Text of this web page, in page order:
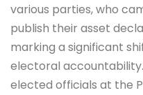
various parties, who
publish their asset
marking a significant
electoral accountability.
elected officials at the